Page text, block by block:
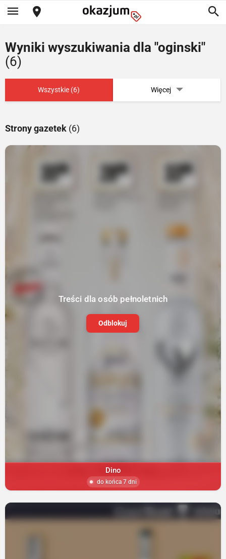
Wyniki wyszukiwania dla "oginski"
(6)
Wszystkie (6) Więcej
Strony gazetek (6)
Treści dla osób pełnoletnich
Odblokuj
Dino
do końca 7 dni